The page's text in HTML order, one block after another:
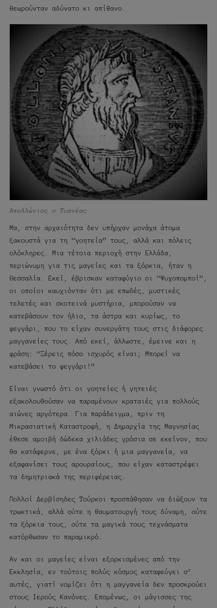
θεωρούνταν αδύνατο κι απίθανο.
Απολλώνιος ο Τυανέας
Μα, στην αρχαιότητα δεν υπήρχαν μονάχα άτομα
ξακουστά για τη “γοητεία” τους, αλλά και πόλεις
ολόκληρες. Μια τέτοια περιοχή στην Ελλάδα,
περιώνυμη για τις μαγείες και τα ξόρκια, ήταν η
Θεσσαλία. Εκεί, έβρισκαν καταφύγιο οι “Ψυχοπομποί”,
οι οποίοι καυχιόνταν ότι με επωδές, μυστικές
τελετές και σκοτεινά μυστήρια, μπορούσαν να
κατεβάσουν τον ήλιο, τα άστρα και κυρίως, το
φεγγάρι, που το είχαν συνεργάτη τους στις διάφορες
μαγγανείες τους. Από εκεί, άλλωστε, έμεινε και η
φράση: “Ξέρεις πόσο ισχυρός είναι; Μπορεί να
κατεβάσει το φεγγάρι!”
Είναι γνωστό ότι οι γοητείες ή γητειές
εξακολουθούσαν να παραμένουν κραταιές για πολλούς
αιώνες αργότερα. Για παράδειγμα, πριν τη
Μικρασιατική Καταστροφή, η Δημαρχία της Μαγνησίας
έθεσε αμοιβή δώδεκα χιλιάδες γρόσια σε εκείνον, που
θα κατάφερνε, με ένα ξόρκι ή μια μαγγανεία, να
εξαφανίσει τους αρουραίους, που είχαν καταστρέψει
τα δημητριακά της περιφέρειας.
Πολλοί Δερβίσηδες Τούρκοι προσπάθησαν να διώξουν τα
τρωκτικά, αλλά ούτε η θαυματουργή τους δύναμη, ούτε
τα ξόρκια τους, ούτε τα μαγικά τους τεχνάσματα
κατόρθωσαν το παραμικρό.
Αν και οι μαγείες είναι εξορκισμένες από την
Εκκλησία, εν τούτοις πολύς κόσμος καταφεύγει σ’
αυτές, γιατί νομίζει ότι η μαγγανεία δεν προσκρούει
στους Ιερούς Κανόνες. Επομένως, οι μάγισσες της